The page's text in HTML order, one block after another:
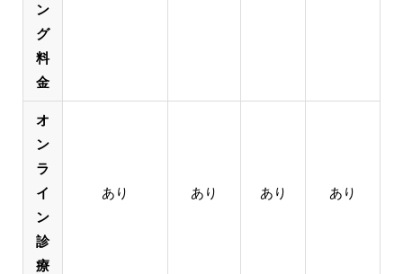
ン
グ
料
金
オ
ン
ラ
イ
ン
診
療
あり あり あり あり